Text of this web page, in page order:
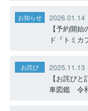
お知らせ
2026.01.14
【予約開
ド『トミ
お詫び
2025.11.13
【お詫び
車図鑑 令